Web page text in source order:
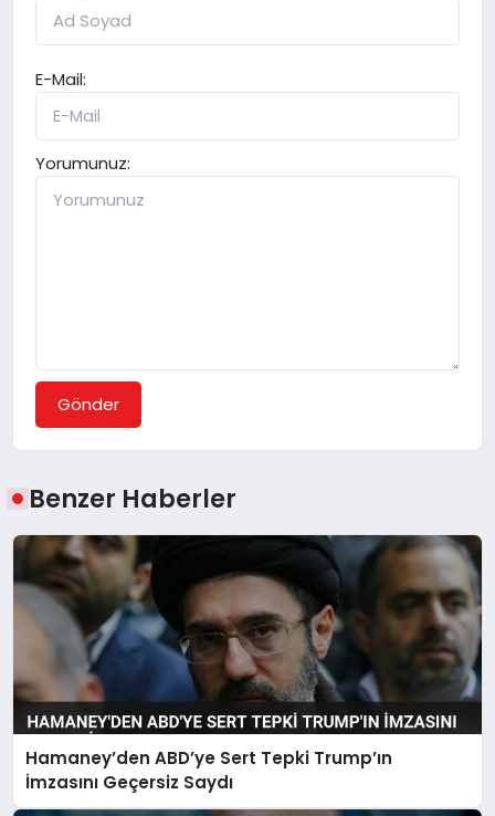
E-Mail:
Yorumunuz:
Gönder
Benzer Haberler
Hamaney’den ABD’ye Sert Tepki Trump’ın
İmzasını Geçersiz Saydı